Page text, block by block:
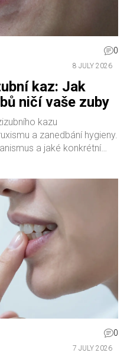
0
8 JULY 2026
kaz: Jak
ničí vaše zuby
kazu
a zanedbání hygieny.
a jaké konkrétní
0
7 JULY 2026